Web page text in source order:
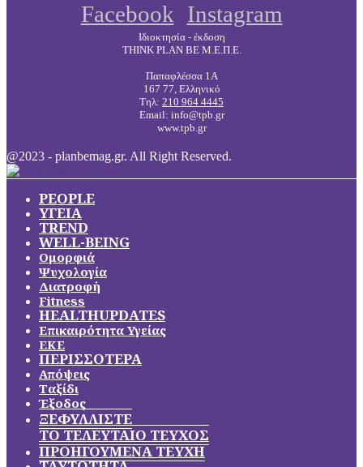
Facebook Instagram
Ιδιοκτησία - έκδοση
THINK PLAN BE Μ.Ε.Π.Ε.
Παπαφλέσσα 1Α
167 77, Ελληνικό
Τηλ: 210 964 4445
Email: info@tpb.gr
www.tpb.gr
@2023 - planbemag.gr. All Right Reserved.
PEOPLE
ΥΓΕΙΑ
TREND
WELL-BEING
Ομορφιά
Ψυχολογία
Διατροφή
Fitness
HEALTHUPDATES
Επικαιρότητα Υγείας
ΕΚΕ
ΠΕΡΙΣΣΟΤΕΡΑ
Απόψεις
Ταξίδι
Έξοδος
ΞΕΦΥΛΛΙΣΤΕ
ΤΟ ΤΕΛΕΥΤΑΙΟ ΤΕΥΧΟΣ
ΠΡΟΗΓΟΥΜΕΝΑ ΤΕΥΧΗ